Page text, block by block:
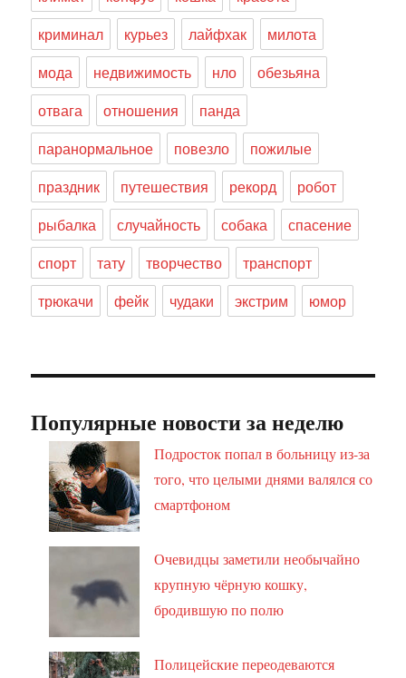
криминал
курьез лайфхак
милота
мода
недвижимость нло
обезьяна
отвага
отношения
панда
паранормальное
повезло
пожилые
праздник
путешествия рекорд
робот
рыбалка
случайность собака
спасение
спорт
тату творчество
транспорт
трюкачи
фейк чудаки экстрим юмор
Популярные новости за неделю
Подросток попал в больницу из-за
того, что целыми днями валялся со
смартфоном
Очевидцы заметили необычайно
крупную чёрную кошку,
бродившую по полю
Полицейские переодеваются